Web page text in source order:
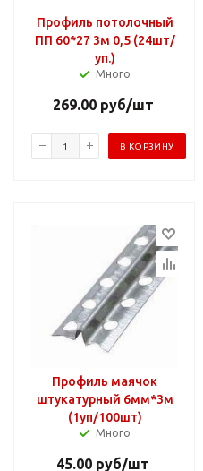
Профиль потолочный
ПП 60*27 3м 0,5 (24шт/
уп.)
Много
269.00руб/шт
В КОРЗИНУ
Профиль маячок
штукатурный 6мм*3м
(1уп/100шт)
Много
45.00 руб/шт